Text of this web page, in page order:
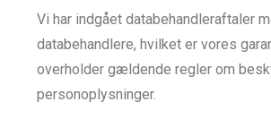
Vi har indgået databehandleraftaler
databehandlere, hvilket er vores
overholder gældende regler om
personoplysninger.